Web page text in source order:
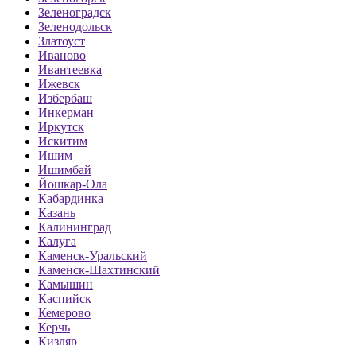
Зеленоградск
Зеленодольск
Златоуст
Иваново
Ивантеевка
Ижевск
Избербаш
Инкерман
Иркутск
Искитим
Ишим
Ишимбай
Йошкар-Ола
Кабардинка
Казань
Калининград
Калуга
Каменск-Уральский
Каменск-Шахтинский
Камышин
Каспийск
Кемерово
Керчь
Кизляр